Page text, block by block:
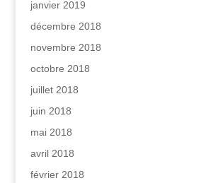
janvier 2019
décembre 2018
novembre 2018
octobre 2018
juillet 2018
juin 2018
mai 2018
avril 2018
février 2018